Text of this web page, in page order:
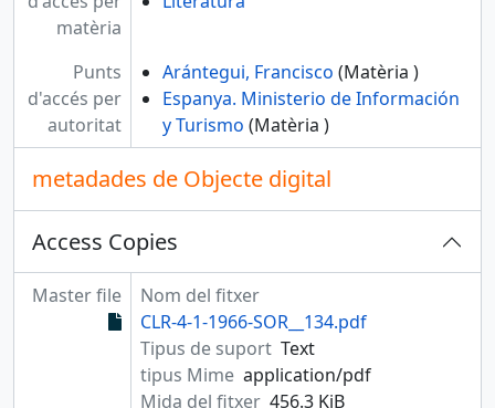
matèria
Punts
d'accés per
autoritat
Arántegui, Francisco (Matèria )
Espanya. Ministerio de Información
y Turismo (Matèria )
metadades de Objecte digital
Access Copies
Master file
Nom del fitxer
CLR-4-1-1966-SOR__134.pdf
Tipus de suport Text
tipus Mime application/pdf
Mida del fitxer 456.3 KiB